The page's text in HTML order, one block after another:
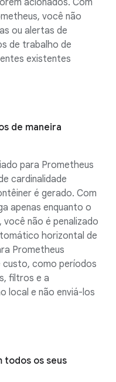
acionados. Com
você não
ou alertas de
de trabalho de
existentes
de maneira
para Prometheus
cardinalidade
é gerado. Com
apenas enquanto o
não é penalizado
horizontal de
Prometheus
como períodos
filtros e a
local e não enviá-los
todos os seus